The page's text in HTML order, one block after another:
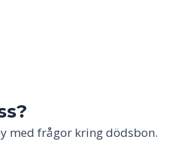
med frågor kring dödsbon.